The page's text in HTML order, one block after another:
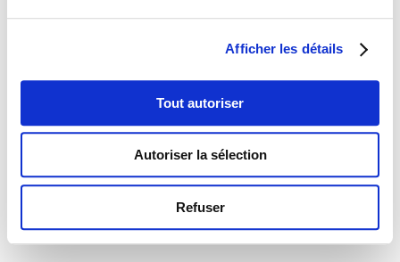
Afficher les détails
Tout autoriser
Autoriser la sélection
Refuser